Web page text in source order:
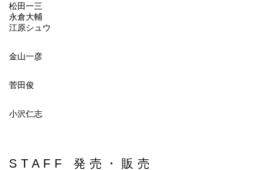
松田一三
永倉大輔
江原シュウ
金山一彦
菅田俊
小沢仁志
STAFF 発売・販売